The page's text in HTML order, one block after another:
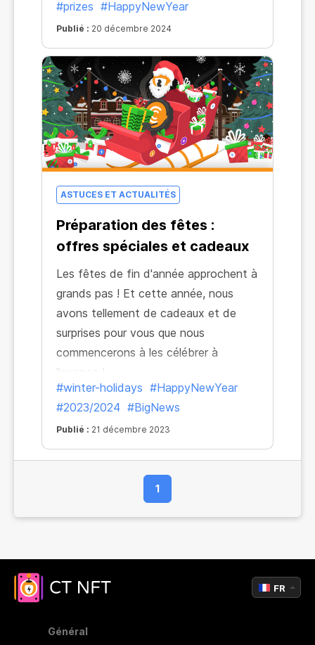
#prizes #HappyNewYear
Publié : 20 décembre 2024
ASTUCES ET ACTUALITÉS
Préparation des fêtes :
offres spéciales et cadeaux
Les fêtes de fin d'année approchent à
grands pas ! Et cette année, nous
avons tellement de cadeaux et de
surprises pour vous que nous
commencerons à les célébrer à
l'avance !
#winter-holidays #HappyNewYear
#2023/2024 #BigNews
Publié : 21 décembre 2023
1
Général
FR